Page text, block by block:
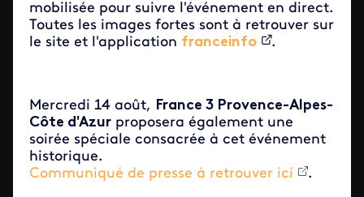
mobilisée pour suivre l'événement en direct.
Toutes les images fortes sont à retrouver sur
le site et l'application franceinfo .
Mercredi 14 août, France 3 Provence-Alpes-
Côte d'Azur proposera également une
soirée spéciale consacrée à cet événement
historique.
Communiqué de presse à retrouver ici
.